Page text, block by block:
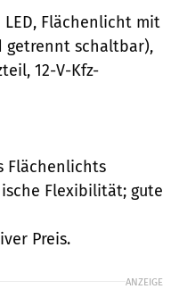
Flächenlicht mit
getrennt schaltbar),
12-V-Kfz-
Flächenlichts
Flexibilität; gute
Preis.
ANZEIGE